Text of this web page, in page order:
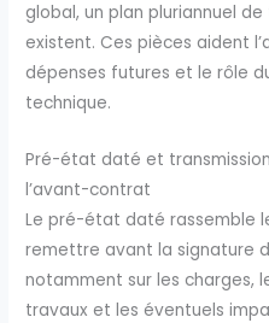
global, un plan pluriannuel
existent. Ces pièces aident
dépenses futures et le rôle
technique.
Pré-état daté et
l’avant-contrat
Le pré-état daté rassemble
remettre avant la signature
notamment sur les charges,
travaux et les éventuels